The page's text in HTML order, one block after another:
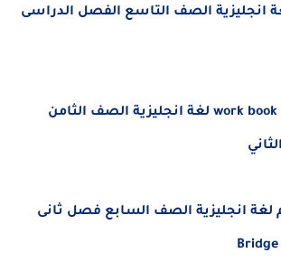
انجليزية الصف التاسع الفصل الدراسى
حل كتاب النشاط work book لغة انجليزية الصف الثامن
لغة انجليزية الصف السابع فصل ثانى